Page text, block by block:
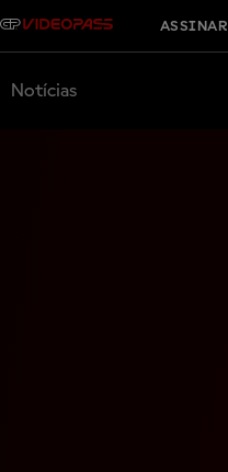
ASSINAR
Notícias